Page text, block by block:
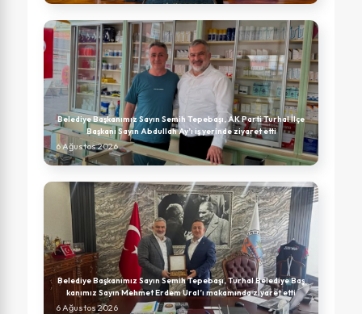
Belediye Başkanımız Sayın Semih Tepebaşı, AK Parti Turhal İlçe
Başkanı Sayın Abdullah Ay’ı iş yerinde ziyaret etti
6 Ağustos 2026
Belediye Başkanımız Sayın Semih Tepebaşı, Turhal Belediye Baş
kanımız Sayın Mehmet Erdem Ural’ı makamında ziyaret etti
6 Ağustos 2026